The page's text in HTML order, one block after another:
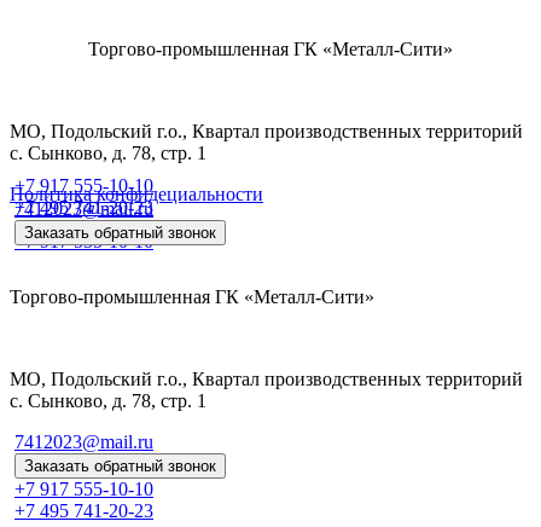
Торгово-промышленная ГК «Металл-Сити»
МО, Подольский г.о., Квартал производственных территорий
с. Сынково, д. 78, стр. 1
Политика конфидециальности
+7 917 555-10-10
+7 495 741-20-23
+7 917 555-10-10
7412023@mail.ru
Заказать обратный звонок
Торгово-промышленная ГК «Металл-Сити»
МО, Подольский г.о., Квартал производственных территорий
с. Сынково, д. 78, стр. 1
7412023@mail.ru
Заказать обратный звонок
+7 917 555-10-10
+7 495 741-20-23